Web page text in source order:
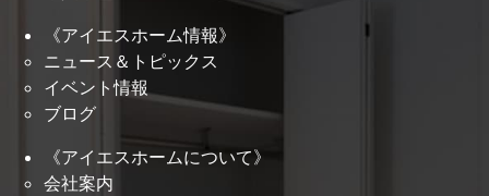
《アイエスホーム情報》
ニュース＆トピックス
イベント情報
ブログ
《アイエスホームについて》
会社案内